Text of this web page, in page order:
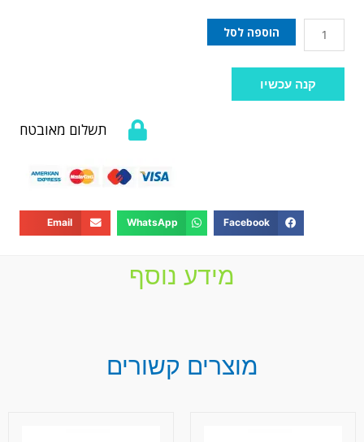
הוספה לסל
קנה עכשיו
תשלום מאובטח
Facebook
WhatsApp
Email
מידע נוסף
מוצרים קשורים